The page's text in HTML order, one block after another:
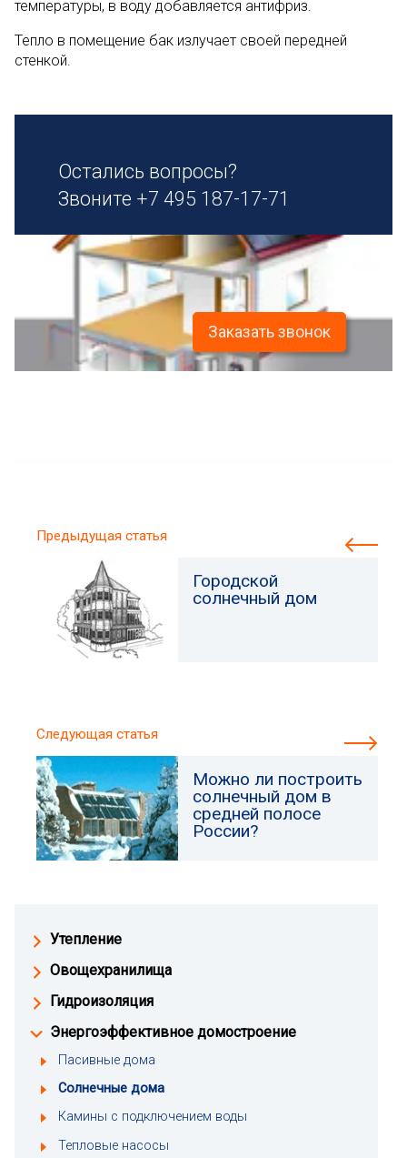
температуры, в воду добавляется антифриз.
Тепло в помещение бак излучает своей передней
стенкой.
Остались вопросы?
Звоните +7 495 187-17-71
Заказать звонок
Утепление
Овощехранилища
Гидроизоляция
Энергоэффективное домостроение
Пасивные дома
Солнечные дома
Камины с подключением воды
Тепловые насосы
Предыдущая статья
Городской
солнечный дом
Следующая статья
Можно ли построить
солнечный дом в
средней полосе
России?